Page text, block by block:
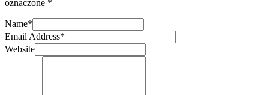
oznaczone *
Name*
Email Address*
Website